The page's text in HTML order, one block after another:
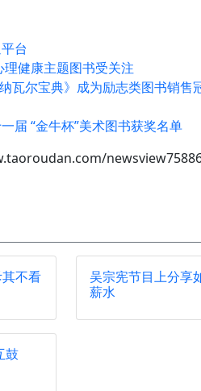
台
健康主题图书受关注
瓦尔宝典》成为励志类图书销售
届 “金牛杯”美术图书获奖名单
不看
吴宗宪节目上分享
薪水
鼓